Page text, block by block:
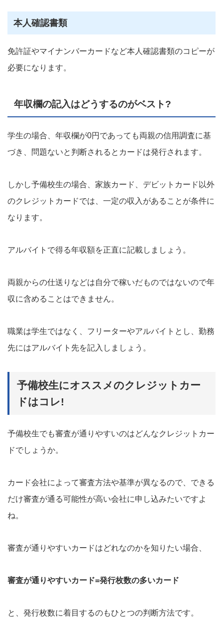
本人確認書類
免許証やマイナンバーカードなど本人確認書類のコピーが
必要になります。
年収欄の記入はどうするのがベスト?
学生の場合、年収欄が0円であっても両親の信用調査に基
づき、問題ないと判断されるとカードは発行されます。
しかし予備校生の場合、家族カード、デビットカード以外
のクレジットカードでは、一定の収入があることが条件に
なります。
アルバイトで得る年収額を正直に記載しましょう。
両親からの仕送りなどは自分で稼いだものではないので年
収に含めることはできません。
職業は学生ではなく、フリーターやアルバイトとし、勤務
先にはアルバイト先を記入しましょう。
予備校生にオススメのクレジットカー
ドはコレ!
予備校生でも審査が通りやすいのはどんなクレジットカー
ドでしょうか。
カード会社によって審査方法や基準が異なるので、できる
だけ審査が通る可能性が高い会社に申し込みたいですよ
ね。
審査が通りやすいカードはどれなのかを知りたい場合、
審査が通りやすいカード=発行枚数の多いカード
と、発行枚数に着目するのもひとつの判断方法です。